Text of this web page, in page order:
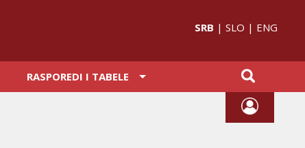
SRB | SLO | ENG
RASPOREDI I TABELE